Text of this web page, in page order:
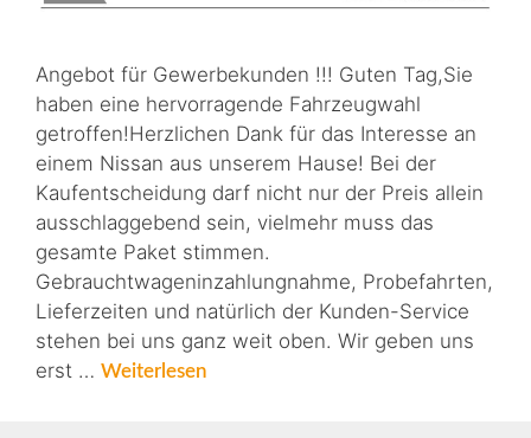
Angebot für Gewerbekunden !!! Guten Tag,Sie
haben eine hervorragende Fahrzeugwahl
getroffen!Herzlichen Dank für das Interesse an
einem Nissan aus unserem Hause! Bei der
Kaufentscheidung darf nicht nur der Preis allein
ausschlaggebend sein, vielmehr muss das
gesamte Paket stimmen.
Gebrauchtwageninzahlungnahme, Probefahrten,
Lieferzeiten und natürlich der Kunden-Service
stehen bei uns ganz weit oben. Wir geben uns
erst … Weiterlesen